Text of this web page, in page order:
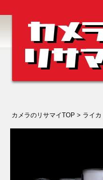
カメラのリサマイTOP > ライカ